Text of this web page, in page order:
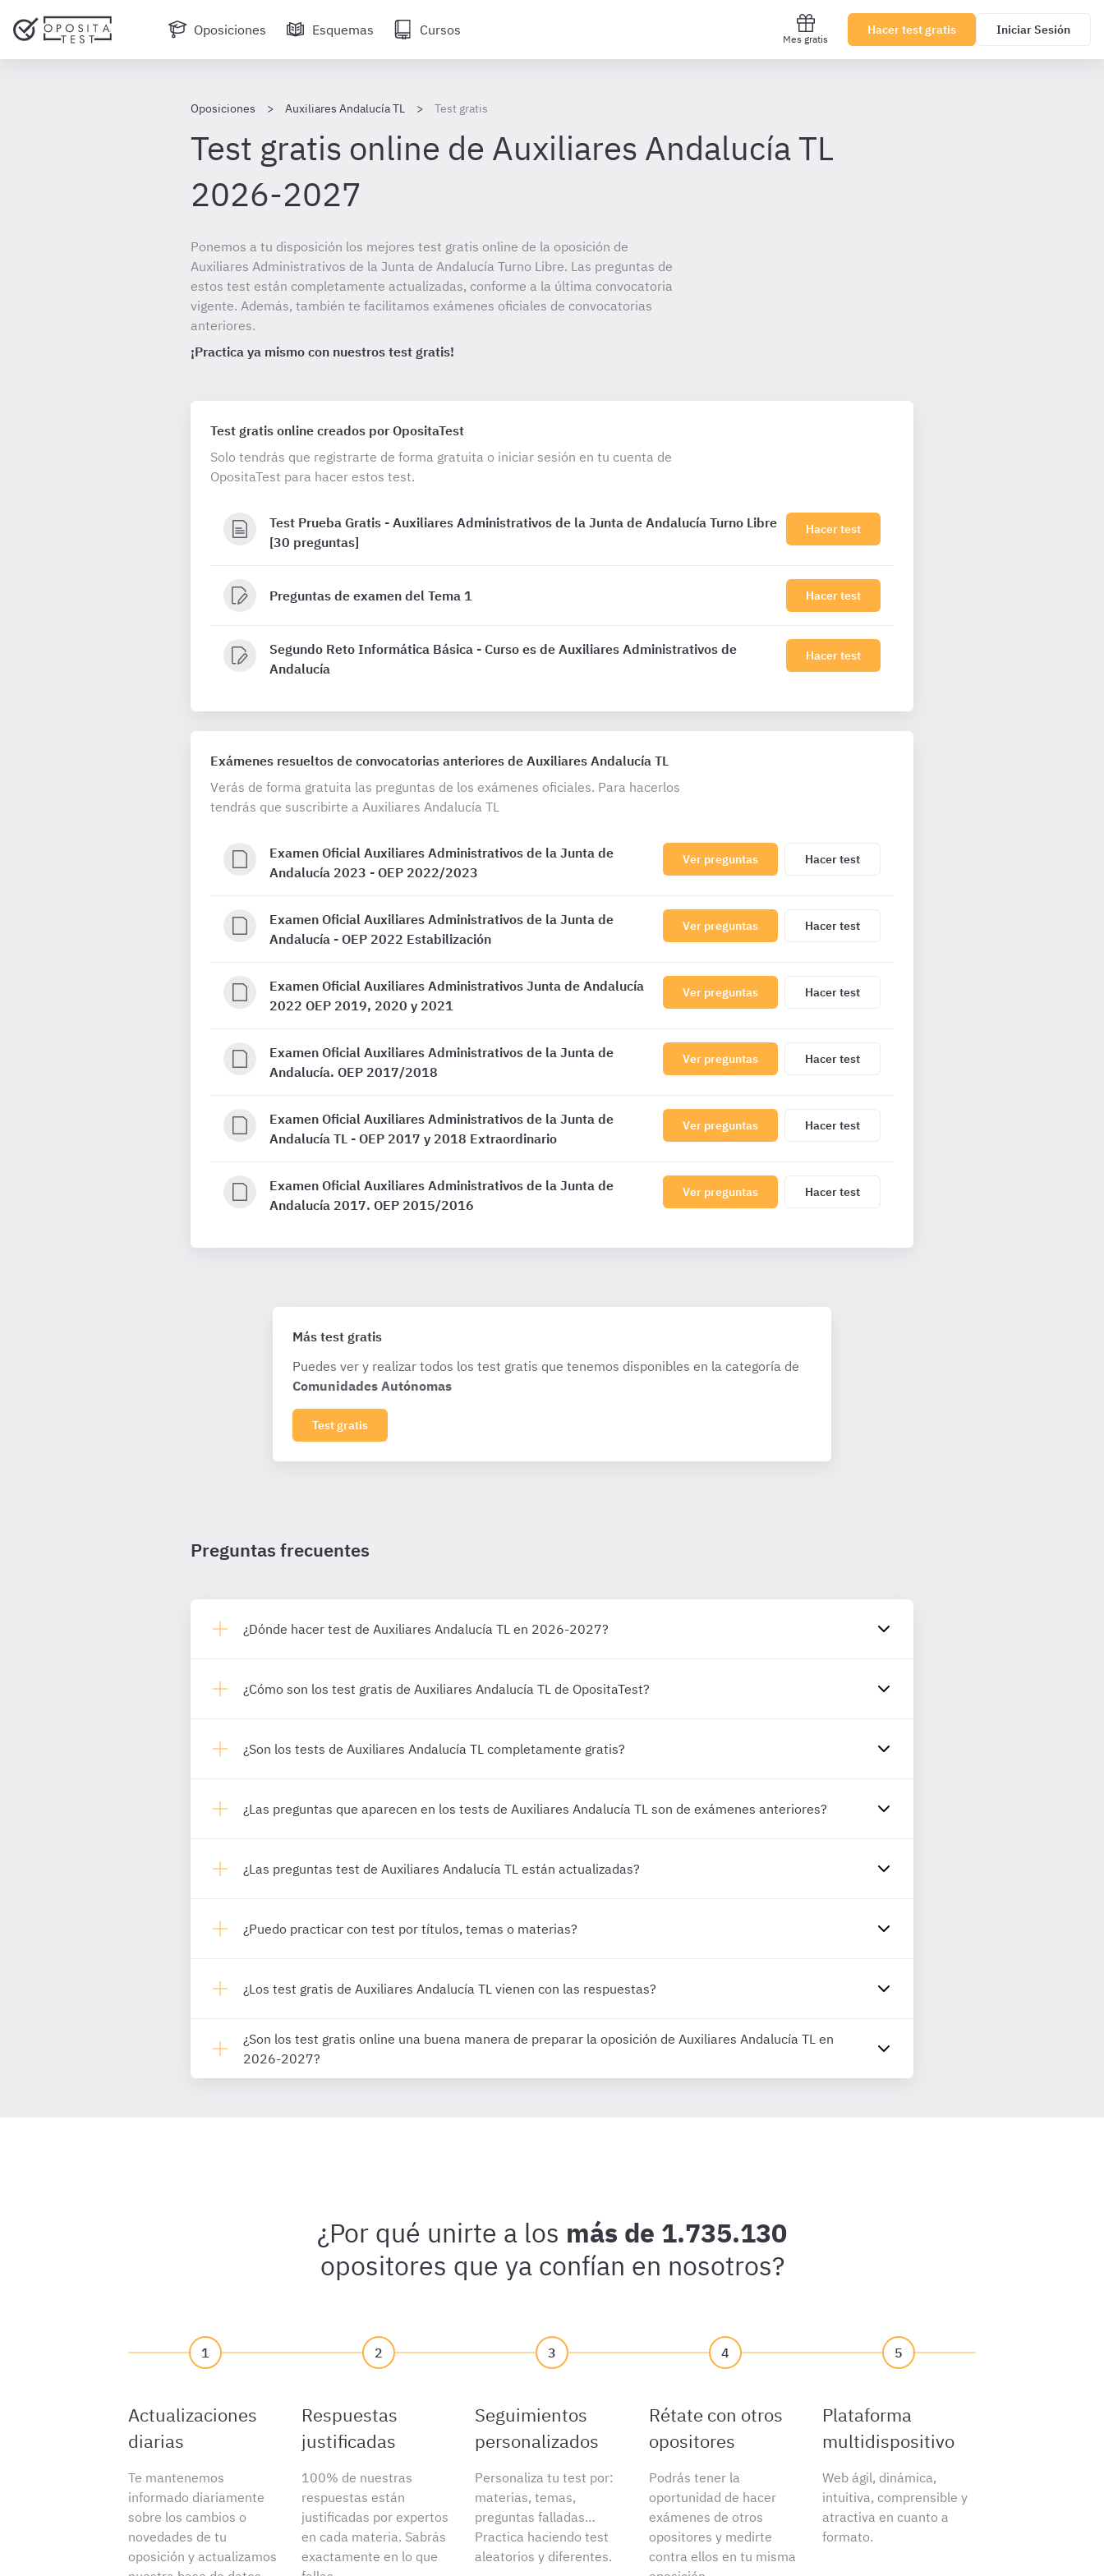
Oposiciones Esquemas Cursos
Mes gratis
Hacer test gratis Iniciar Sesión
Oposiciones Auxiliares Andalucía TL Test gratis
Test gratis online de Auxiliares Andalucía TL
2026-2027
Ponemos a tu disposición los mejores test gratis online de la oposición de
Auxiliares Administrativos de la Junta de Andalucía Turno Libre. Las preguntas de
estos test están completamente actualizadas, conforme a la última convocatoria
vigente. Además, también te facilitamos exámenes oficiales de convocatorias
anteriores.
¡Practica ya mismo con nuestros test gratis!
Test gratis online creados por OpositaTest
Solo tendrás que registrarte de forma gratuita o iniciar sesión en tu cuenta de
OpositaTest para hacer estos test.
Test Prueba Gratis - Auxiliares Administrativos de la Junta de Andalucía Turno Libre
[30 preguntas]
Hacer test
Preguntas de examen del Tema 1 Hacer test
Segundo Reto Informática Básica - Curso es de Auxiliares Administrativos de
Andalucía
Hacer test
Exámenes resueltos de convocatorias anteriores de Auxiliares Andalucía TL
Verás de forma gratuita las preguntas de los exámenes oficiales. Para hacerlos
tendrás que suscribirte a Auxiliares Andalucía TL
Examen Oficial Auxiliares Administrativos de la Junta de
Andalucía 2023 - OEP 2022/2023
Ver preguntas Hacer test
Examen Oficial Auxiliares Administrativos de la Junta de
Andalucía - OEP 2022 Estabilización
Ver preguntas Hacer test
Examen Oficial Auxiliares Administrativos Junta de Andalucía
2022 OEP 2019, 2020 y 2021
Ver preguntas Hacer test
Examen Oficial Auxiliares Administrativos de la Junta de
Andalucía. OEP 2017/2018
Ver preguntas Hacer test
Examen Oficial Auxiliares Administrativos de la Junta de
Andalucía TL - OEP 2017 y 2018 Extraordinario
Ver preguntas Hacer test
Examen Oficial Auxiliares Administrativos de la Junta de
Andalucía 2017. OEP 2015/2016
Ver preguntas Hacer test
Más test gratis
Puedes ver y realizar todos los test gratis que tenemos disponibles en la categoría de
Comunidades Autónomas
Test gratis
Preguntas frecuentes
¿Dónde hacer test de Auxiliares Andalucía TL en 2026-2027?
¿Cómo son los test gratis de Auxiliares Andalucía TL de OpositaTest?
¿Son los tests de Auxiliares Andalucía TL completamente gratis?
¿Las preguntas que aparecen en los tests de Auxiliares Andalucía TL son de exámenes anteriores?
¿Las preguntas test de Auxiliares Andalucía TL están actualizadas?
¿Puedo practicar con test por títulos, temas o materias?
¿Los test gratis de Auxiliares Andalucía TL vienen con las respuestas?
¿Son los test gratis online una buena manera de preparar la oposición de Auxiliares Andalucía TL en
2026-2027?
¿Por qué unirte a los más de 1.735.130
opositores que ya confían en nosotros?
1
Actualizaciones
diarias
Te mantenemos
informado diariamente
sobre los cambios o
novedades de tu
oposición y actualizamos
2
Respuestas
justificadas
100% de nuestras
respuestas están
justificadas por expertos
en cada materia. Sabrás
exactamente en lo que
3
Seguimientos
personalizados
Personaliza tu test por:
materias, temas,
preguntas falladas…
Practica haciendo test
aleatorios y diferentes.
4
Rétate con otros
opositores
Podrás tener la
oportunidad de hacer
exámenes de otros
opositores y medirte
contra ellos en tu misma
5
Plataforma
multidispositivo
Web ágil, dinámica,
intuitiva, comprensible y
atractiva en cuanto a
formato.